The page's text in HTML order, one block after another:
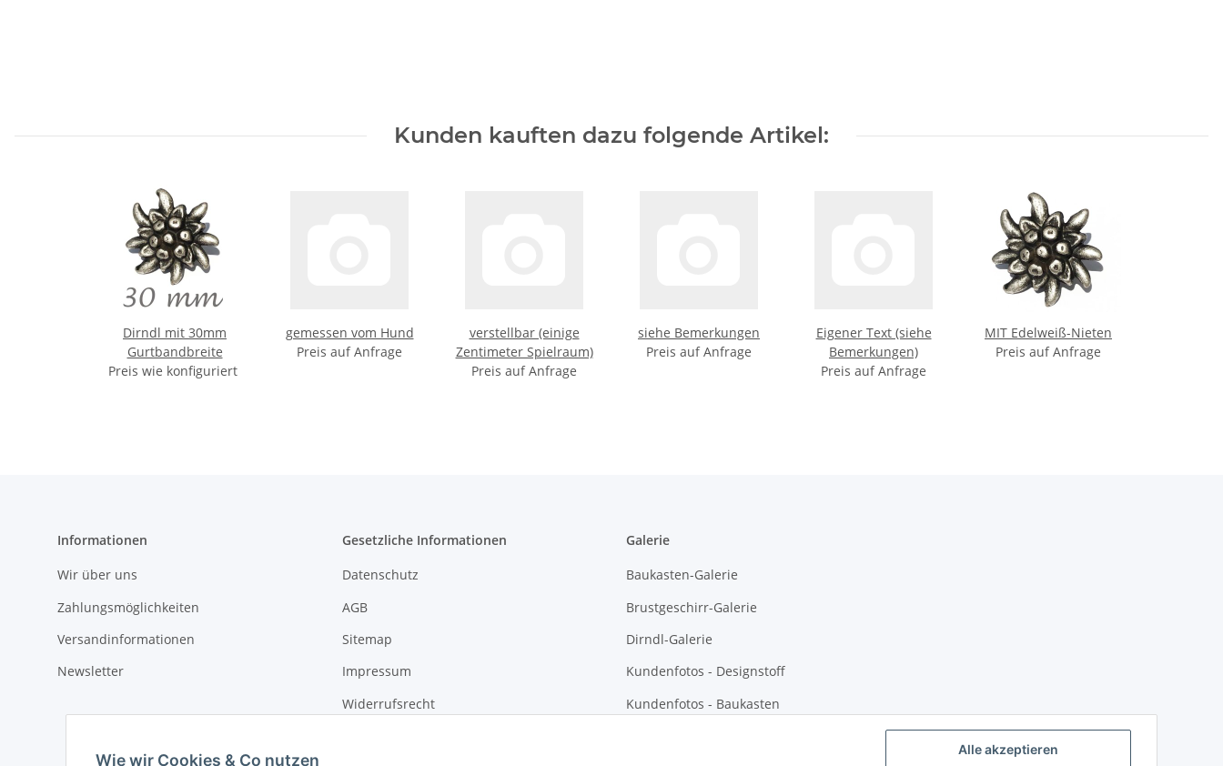
Kunden kauften dazu folgende Artikel:
Dirndl mit 30mm
Gurtbandbreite
Preis wie konfiguriert
gemessen vom Hund
Preis auf Anfrage
verstellbar (einige
Zentimeter Spielraum)
Preis auf Anfrage
siehe Bemerkungen
Preis auf Anfrage
Eigener Text (siehe
Bemerkungen)
Preis auf Anfrage
MIT Edelweiß-Nieten
Preis auf Anfrage
Informationen
Wir über uns
Zahlungsmöglichkeiten
Versandinformationen
Newsletter
Gesetzliche Informationen
Datenschutz
AGB
Sitemap
Impressum
Widerrufsrecht
Galerie
Baukasten-Galerie
Brustgeschirr-Galerie
Dirndl-Galerie
Kundenfotos - Designstoff
Kundenfotos - Baukasten
Wie wir Cookies & Co nutzen
Alle akzeptieren